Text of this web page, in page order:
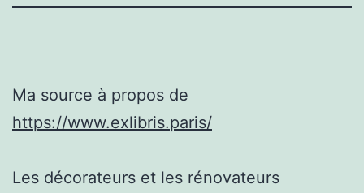
Ma source à propos de
https://www.exlibris.paris/
Les décorateurs et les rénovateurs